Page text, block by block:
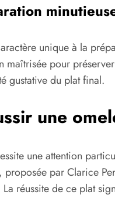
unique à la
maîtrisée pour
gustative du plat final.
une
une attention
par Clarice
réussite de ce plat